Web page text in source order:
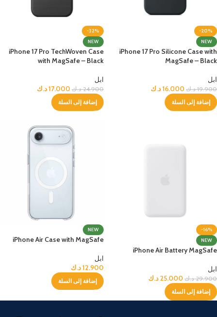
-20%
NEW
iPhone 17 Pro Silicone Case with
MagSafe – Black
ابل
19.900 د.ك 16.000د.ك
إضافة إلى السلة
-32%
NEW
iPhone 17 Pro TechWoven Case
with MagSafe – Black
ابل
24.900 د.ك 17.000د.ك
إضافة إلى السلة
-16%
NEW
iPhone Air Battery MagSafe
ابل
29.900 د.ك 25.000 د.ك
إضافة إلى السلة
NEW
iPhone Air Case with MagSafe
ابل
12.900د.ك
إضافة إلى السلة